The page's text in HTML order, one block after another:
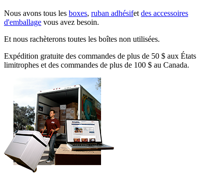
Nous avons tous les boxes, ruban adhésifet des accessoires
d'emballage vous avez besoin.
Et nous rachèterons toutes les boîtes non utilisées.
Expédition gratuite des commandes de plus de 50 $ aux États
limitrophes et des commandes de plus de 100 $ au Canada.